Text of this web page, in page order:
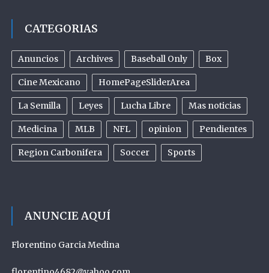
CATEGORIAS
Anuncios Archives Baseball Only Box
Cine Mexicano HomePageSliderArea
La Semilla Leyes Lucha Libre Mas noticias
Medicina MLB NFL opinion Pendientes
Region Carbonifera Soccer Sports
ANUNCIE AQUÍ
Florentino Garcia Medina